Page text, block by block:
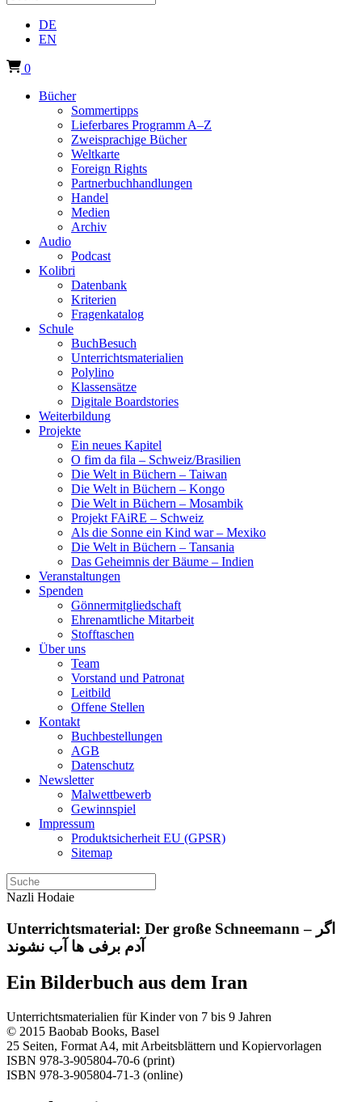
DE
EN
0
Bücher
Sommertipps
Lieferbares Programm A–Z
Zweisprachige Bücher
Weltkarte
Foreign Rights
Partnerbuchhandlungen
Handel
Medien
Archiv
Audio
Podcast
Kolibri
Datenbank
Kriterien
Fragenkatalog
Schule
BuchBesuch
Unterrichtsmaterialien
Polylino
Klassensätze
Digitale Boardstories
Weiterbildung
Projekte
Ein neues Kapitel
O fim da fila – Schweiz/Brasilien
Die Welt in Büchern – Taiwan
Die Welt in Büchern – Kongo
Die Welt in Büchern – Mosambik
Projekt FAiRE – Schweiz
Als die Sonne ein Kind war – Mexiko
Die Welt in Büchern – Tansania
Das Geheimnis der Bäume – Indien
Veranstaltungen
Spenden
Gönnermitgliedschaft
Ehrenamtliche Mitarbeit
Stofftaschen
Über uns
Team
Vorstand und Patronat
Leitbild
Offene Stellen
Kontakt
Buchbestellungen
AGB
Datenschutz
Newsletter
Malwettbewerb
Gewinnspiel
Impressum
Produktsicherheit EU (GPSR)
Sitemap
Nazli Hodaie
Unterrichtsmaterial: Der große Schneemann – اگر
آدم برفی ها آب نشوند
Ein Bilderbuch aus dem Iran
Unterrichtsmaterialien für Kinder von 7 bis 9 Jahren
© 2015 Baobab Books, Basel
25 Seiten, Format A4, mit Arbeitsblättern und Kopiervorlagen
ISBN 978-3-905804-70-6 (print)
ISBN 978-3-905804-71-3 (online)